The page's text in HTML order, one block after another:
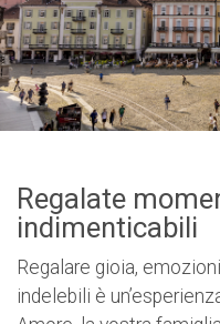
Regalate
indimenticabili
Regalare gioia,
indelebili è